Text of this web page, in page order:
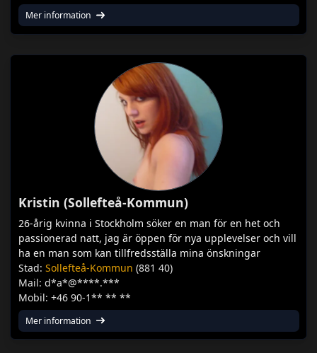
Mer information
Kristin (Sollefteå-Kommun)
26-årig kvinna i Stockholm söker en man för en het och
passionerad natt, jag är öppen för nya upplevelser och vill
ha en man som kan tillfredsställa mina önskningar
Stad: Sollefteå-Kommun (881 40)
Mail: d*a*@****.***
Mobil: +46 90-1** ** **
Mer information